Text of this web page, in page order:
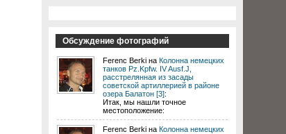
Обсуждение фотографий
Ferenc Berki на Колонна немецких
танков Pz.Kpfw. IV Ausf.J,
расстрелянная из засады
советской артиллерией в районе
озера Балатон [3]:
Итак, мы нашли точное
местоположение:
Ferenc Berki на Колонна немецких